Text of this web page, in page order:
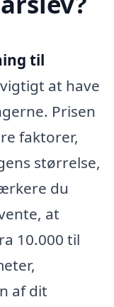
til
at have
Prisen
faktorer,
størrelse,
du
at
10.000 til
af dit